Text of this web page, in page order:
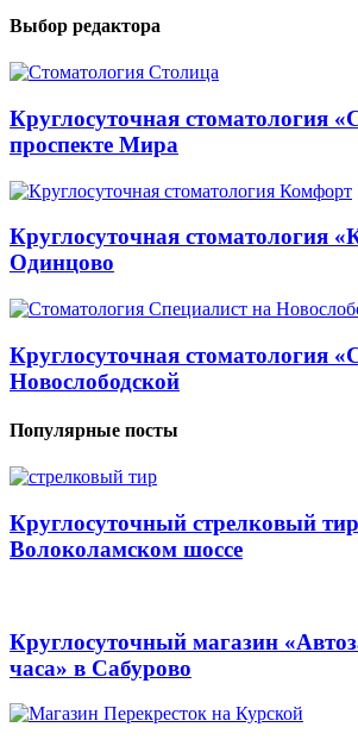
Выбор редактора
Круглосуточная стоматология
проспекте Мира
Круглосуточная стоматология
Одинцово
Круглосуточная стоматология
Новослободской
Популярные посты
Круглосуточный стрелковый
Волоколамском шоссе
Круглосуточный магазин
часа» в Сабурово